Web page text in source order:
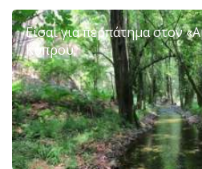
Είσαι για περπάτημα στον
Κύπρου;